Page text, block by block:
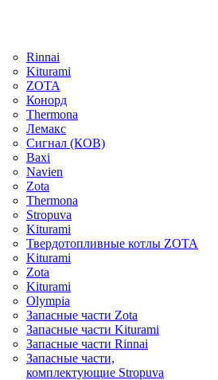
Rinnai
Kiturami
ZOTA
Конорд
Thermona
Лемакс
Сигнал (КОВ)
Baxi
Navien
Zota
Thermona
Stropuva
Kiturami
Твердотопливные котлы ZOTA
Kiturami
Zota
Kiturami
Olympia
Запасные части Zota
Запасные части Kiturami
Запасные части Rinnai
Запасные части,
комплектующие Stropuva